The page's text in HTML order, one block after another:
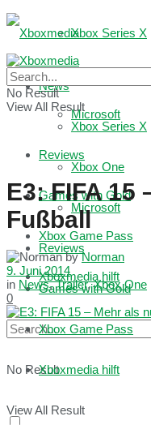
Xbox Series X
Microsoft
Reviews
Games with Gold
Xbox Game Pass
Xboxmedia hilft
No Result
View All Result
News
Xbox Series X
Xbox One
Microsoft
Reviews
Games with Gold
Xbox Game Pass
Xboxmedia hilft
No Result
View All Result
E3: FIFA 15
Fußball
by Norman
9. Juni 2014
in News,Trailer,Xbox One
0